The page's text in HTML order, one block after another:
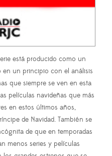
está producido como un
en un principio con el análisis
que siempre se ven en esta
películas navideñas que más
en estos últimos años,
de Navidad. También se
de que en temporadas
menos series y películas